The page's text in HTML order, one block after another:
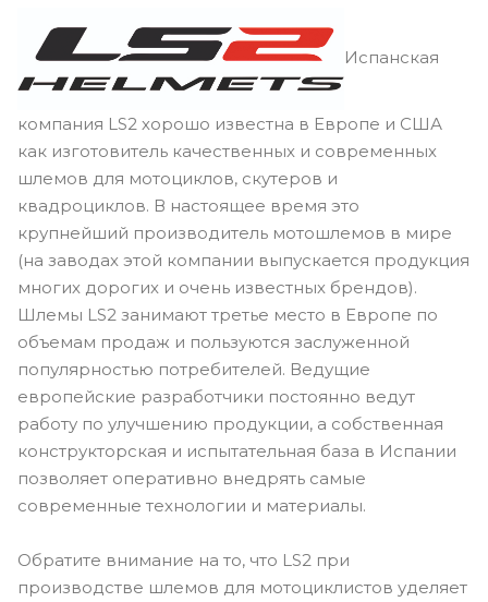
Испанская
компания LS2 хорошо известна в Европе и США
как изготовитель качественных и современных
шлемов для мотоциклов, скутеров и
квадроциклов. В настоящее время это
крупнейший производитель мотошлемов в мире
(на заводах этой компании выпускается продукция
многих дорогих и очень известных брендов).
Шлемы LS2 занимают третье место в Европе по
объемам продаж и пользуются заслуженной
популярностью потребителей. Ведущие
европейские разработчики постоянно ведут
работу по улучшению продукции, а собственная
конструкторская и испытательная база в Испании
позволяет оперативно внедрять самые
современные технологии и материалы.
Обратите внимание на то, что LS2 при
производстве шлемов для мотоциклистов уделяет